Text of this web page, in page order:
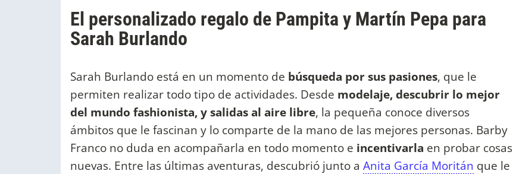
El personalizado regalo de Pampita y Martín Pepa para
Sarah Burlando
Sarah Burlando está en un momento de búsqueda por sus pasiones, que le
permiten realizar todo tipo de actividades. Desde modelaje, descubrir lo mejor
del mundo fashionista, y salidas al aire libre, la pequeña conoce diversos
ámbitos que le fascinan y lo comparte de la mano de las mejores personas. Barby
Franco no duda en acompañarla en todo momento e incentivarla en probar cosas
nuevas. Entre las últimas aventuras, descubrió junto a Anita García Moritán que le